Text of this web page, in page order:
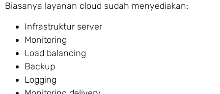
Biasanya layanan cloud sudah menyediakan:
Infrastruktur server
Monitoring
Load balancing
Backup
Logging